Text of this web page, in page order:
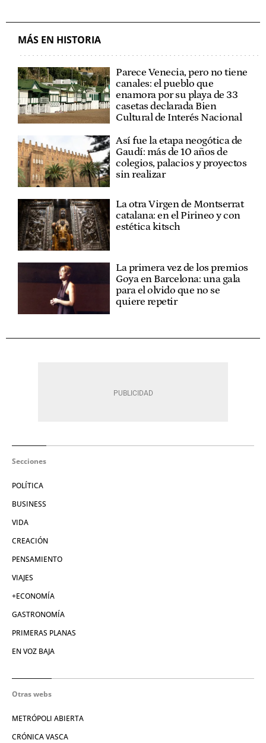
MÁS EN HISTORIA
Parece Venecia, pero no tiene
canales: el pueblo que
enamora por su playa de 33
casetas declarada Bien
Cultural de Interés Nacional
Así fue la etapa neogótica de
Gaudí: más de 10 años de
colegios, palacios y proyectos
sin realizar
La otra Virgen de Montserrat
catalana: en el Pirineo y con
estética kitsch
La primera vez de los premios
Goya en Barcelona: una gala
para el olvido que no se
quiere repetir
Secciones
POLÍTICA
BUSINESS
VIDA
CREACIÓN
PENSAMIENTO
VIAJES
+ECONOMÍA
GASTRONOMÍA
PRIMERAS PLANAS
EN VOZ BAJA
Otras webs
METRÓPOLI ABIERTA
CRÓNICA VASCA